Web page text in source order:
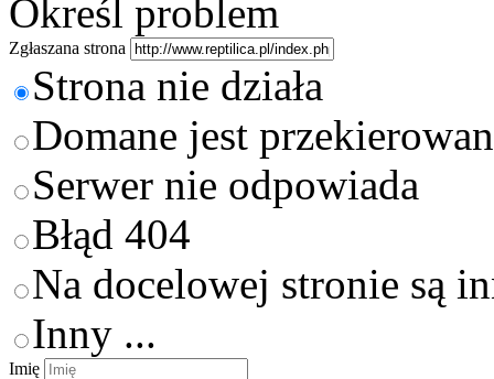
Określ problem
Zgłaszana strona
Strona nie działa
Domane jest
Serwer nie odpowiada
Błąd 404
Na docelowej stronie są
Inny ...
Imię